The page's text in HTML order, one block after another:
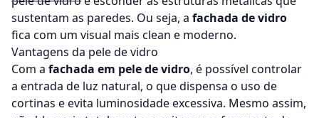
sustentam as paredes. Ou seja, a fachada de vidro
fica com um visual mais clean e moderno.
Vantagens da pele de vidro
Com a fachada em pele de vidro, é possível controlar
a entrada de luz natural, o que dispensa o uso de
cortinas e evita luminosidade excessiva. Mesmo assim,